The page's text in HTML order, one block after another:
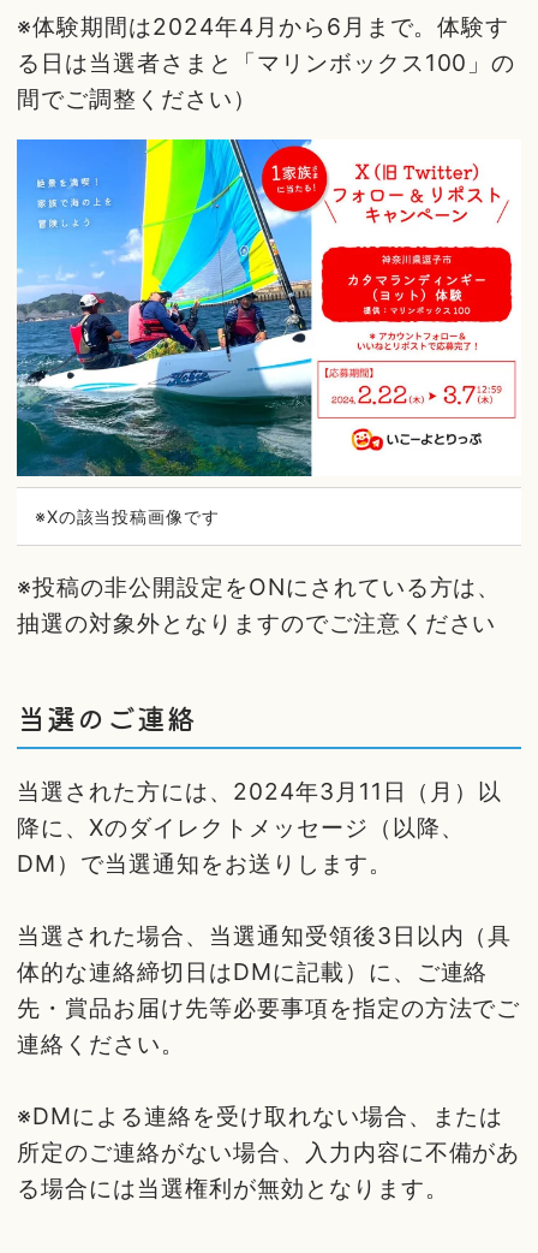
※体験期間は2024年4月から6月まで。体験す
る日は当選者さまと「マリンボックス100」の
間でご調整ください）
※Xの該当投稿画像です
※投稿の非公開設定をONにされている方は、
抽選の対象外となりますのでご注意ください
当選のご連絡
当選された方には、2024年3月11日（月）以
降に、Xのダイレクトメッセージ（以降、
DM）で当選通知をお送りします。
当選された場合、当選通知受領後3日以内（具
体的な連絡締切日はDMに記載）に、ご連絡
先・賞品お届け先等必要事項を指定の方法でご
連絡ください。
※DMによる連絡を受け取れない場合、または
所定のご連絡がない場合、入力内容に不備があ
る場合には当選権利が無効となります。